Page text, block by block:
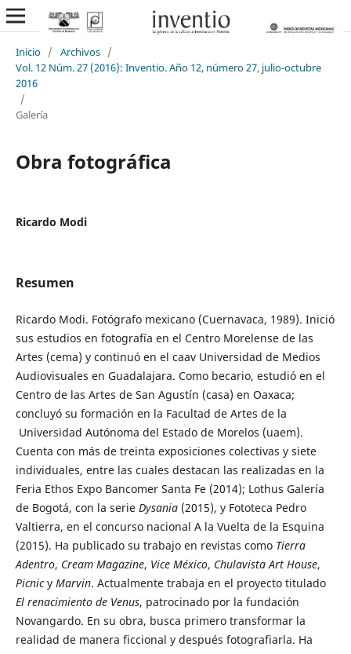
Inicio / Archivos /
Vol. 12 Núm. 27 (2016): Inventio. Año 12, número 27, julio-octubre
2016
/
Galería
Obra fotográfica
Ricardo Modi
Resumen
Ricardo Modi. Fotógrafo mexicano (Cuernavaca, 1989). Inició
sus estudios en fotografía en el Centro Morelense de las
Artes (cema) y continuó en el caav Universidad de Medios
Audiovisuales en Guadalajara. Como becario, estudió en el
Centro de las Artes de San Agustín (casa) en Oaxaca;
concluyó su formación en la Facultad de Artes de la
Universidad Autónoma del Estado de Morelos (uaem).
Cuenta con más de treinta exposiciones colectivas y siete
individuales, entre las cuales destacan las realizadas en la
Feria Ethos Expo Bancomer Santa Fe (2014); Lothus Galería
de Bogotá, con la serie Dysania(2015), y Fototeca Pedro
Valtierra, en el concurso nacional A la Vuelta de la Esquina
(2015). Ha publicado su trabajo en revistas como Tierra
Adentro, Cream Magazine, Vice México, Chulavista Art House,
Picnicy Marvin. Actualmente trabaja en el proyecto titulado
El renacimiento de Venus, patrocinado por la fundación
Novangardo. En su obra, busca primero transformar la
realidad de manera ficcional y después fotografiarla. Ha